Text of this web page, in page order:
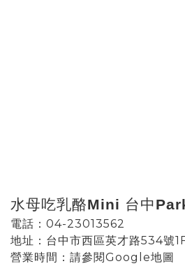
水母吃乳酪Mini 台中
電話：04-23013562
地址：台中市西區英才路534號
營業時間：請參閱Google地圖